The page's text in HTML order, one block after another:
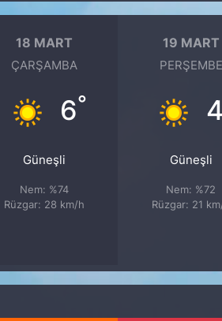
18 MART
ÇARŞAMBA
6°
Güneşli
Nem: %74
Rüzgar: 28 km/h
19 MART
PERŞEMBE
4
Güneşli
Nem: %72
Rüzgar: 21